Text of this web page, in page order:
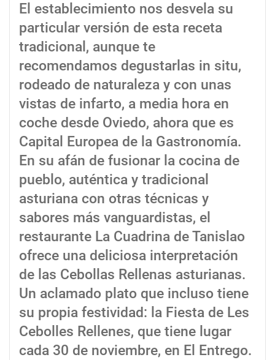
El establecimiento nos desvela su
particular versión de esta receta
tradicional, aunque te
recomendamos degustarlas in situ,
rodeado de naturaleza y con unas
vistas de infarto, a media hora en
coche desde Oviedo, ahora que es
Capital Europea de la Gastronomía.
En su afán de fusionar la cocina de
pueblo, auténtica y tradicional
asturiana con otras técnicas y
sabores más vanguardistas, el
restaurante La Cuadrina de Tanislao
ofrece una deliciosa interpretación
de las Cebollas Rellenas asturianas.
Un aclamado plato que incluso tiene
su propia festividad: la Fiesta de Les
Cebolles Rellenes, que tiene lugar
cada 30 de noviembre, en El Entrego.